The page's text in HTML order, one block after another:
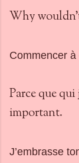
Why
Commencer
Parce que
important.
J’embrasse